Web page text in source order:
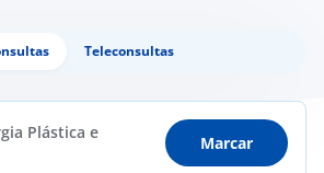
Teleconsultas
Plástica e
Marcar